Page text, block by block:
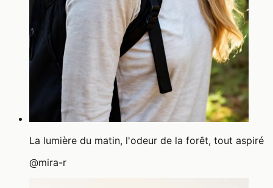
La lumière du matin, l'odeur de la forêt, tout aspiré
@mira-r